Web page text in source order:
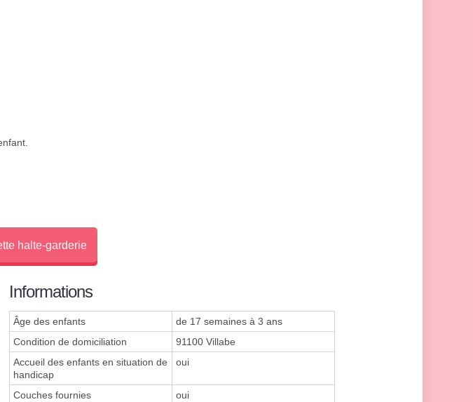
halte-garderie
Informations
Âge des enfants
de 17 semaines à 3 ans
Condition de domiciliation
91100 Villabe
Accueil des enfants en situation de
handicap
oui
Couches fournies
oui